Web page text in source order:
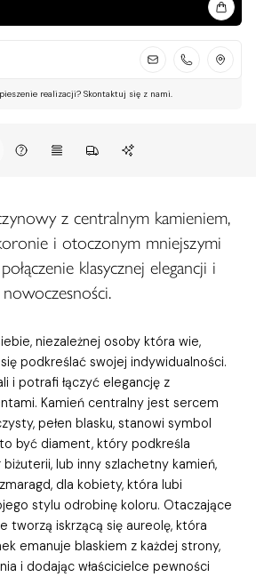
realizacji? Skontaktuj się z nami.
z centralnym kamieniem,
i otoczonym mniejszymi
klasycznej elegancji i
nowoczesności.
niezależnej osoby która wie,
podkreślać swojej indywidualności.
i potrafi łączyć elegancję z
Kamień centralny jest sercem
pełen blasku, stanowi symbol
to być diament, który podkreśla
lub inny szlachetny kamień,
dla kobiety, która lubi
stylu odrobinę koloru. Otaczające
tworzą iskrzącą się aureolę, która
emanuje blaskiem z każdej strony,
i dodając właścicielce pewności